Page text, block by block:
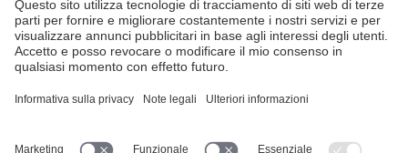
FONDATION SUISA ↗